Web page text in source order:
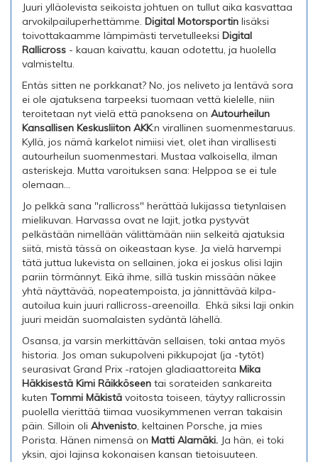
Juuri ylläolevista seikoista johtuen on tullut aika kasvattaa
arvokilpailuperhettämme. Digital Motorsportin lisäksi
toivottakaamme lämpimästi tervetulleeksi Digital
Rallicross - kauan kaivattu, kauan odotettu, ja huolella
valmisteltu.
Entäs sitten ne porkkanat? No, jos neliveto ja lentävä sora
ei ole ajatuksena tarpeeksi tuomaan vettä kielelle, niin
teroitetaan nyt vielä että panoksena on Autourheilun
Kansallisen Keskusliiton AKK:n virallinen suomenmestaruus.
Kyllä, jos nämä karkelot nimiisi viet, olet ihan virallisesti
autourheilun suomenmestari. Mustaa valkoisella, ilman
asteriskeja. Mutta varoituksen sana: Helppoa se ei tule
olemaan...
Jo pelkkä sana "rallicross" herättää lukijassa tietynlaisen
mielikuvan. Harvassa ovat ne lajit, jotka pystyvät
pelkästään nimellään välittämään niin selkeitä ajatuksia
siitä, mistä tässä on oikeastaan kyse. Ja vielä harvempi
tätä juttua lukevista on sellainen, joka ei joskus olisi lajin
pariin törmännyt. Eikä ihme, sillä tuskin missään näkee
yhtä näyttävää, nopeatempoista, ja jännittävää kilpa-
autoilua kuin juuri rallicross-areenoilla. Ehkä siksi laji onkin
juuri meidän suomalaisten sydäntä lähellä.
Osansa, ja varsin merkittävän sellaisen, toki antaa myös
historia. Jos oman sukupolveni pikkupojat (ja -tytöt)
seurasivat Grand Prix -ratojen gladiaattoreita Mika
Häkkisestä Kimi Räikköseen tai sorateiden sankareita
kuten Tommi Mäkistä voitosta toiseen, täytyy rallicrossin
puolella vierittää tiimaa vuosikymmenen verran takaisin
päin. Silloin oli Ahvenisto, keltainen Porsche, ja mies
Porista. Hänen nimensä on Matti Alamäki. Ja hän, ei toki
yksin, ajoi lajinsa kokonaisen kansan tietoisuuteen.